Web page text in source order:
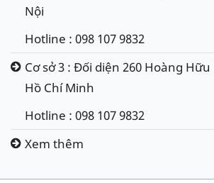
Nội
Hotline : 098 107 9832
Cơ sở 3 : Đối diện 260 Hoàng
Hồ Chí Minh
Hotline : 098 107 9832
Xem thêm